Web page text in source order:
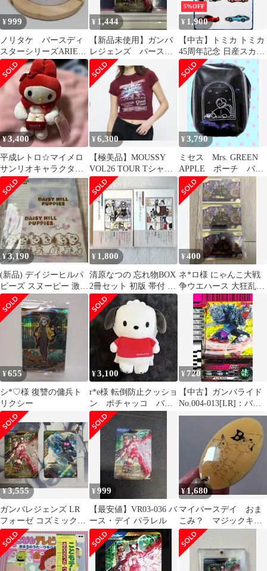
¥999
ノリタケ バースディ
スターシリーズARIES
おひつじ座 マグカッ
プ
¥ 1,444
【新品未使用】ガンバ
レジェンズ バース・
デイ パラレル
5%OFF
¥ 1,900
【中古】トミカ トミカ
45周年記念 日産スカイ
ライン 2000GT-R
KPGC10(シルバー)＆ト
ヨタ 2000GT(ライトブ
ルー)＆トミーカイラ
ZZ 特別カラーバージョ
ン(レッド)＆バースデ
イスイーツバス 特別カ
ラーバージョン(ピン
ク) 2015 株主優
¥3,400
平成レトロ☆マイメロ
サンリオキャラクター
バースディジュエリー
ドール☆レア
¥6,300
【極美品】MOUSSY
VOL26 TOUR Tシャツ
バーガンディー サイズ
1
¥3,790
ミセス Mrs. GREEN
APPLE ポーチ バー
スディグッズ 限定
¥3,190
(新品) デイジーヒルパ
ピーズ スヌーピー 激レ
ア １８時までのお
値下げ
¥ 1,800
清原なつの 忘れ物BOX
2冊セット 初版 帯付 美
品 本の雑誌社
¥400
ネ*ロ様 にゃんこ大戦
争ウエハース 大狂乱の
ネコ島 No.8-15 激レ
¥655
シ*♡様 復讐の傭兵ト
リクシー
¥3,100
r*e様 転倒防止クッショ
ン ポチャッコ バー
スデイ サンリオ
¥ 720
【中古】ガンバライド
No.004-013[LR]：バー
ス・デイ
¥3,555
ガンバレジェンズ LR
フォーゼ コズミック
バース・デイ パラレル
¥999
【最安値】VR03-036 バ
ース・デイ パラレル
¥1,680
マイバースデイ おま
こみ？ マジックキャ
ット キーホルダー
チャーム バースディ